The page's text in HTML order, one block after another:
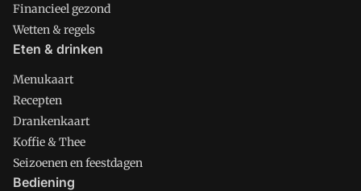
Financieel gezond
Wetten & regels
Eten & drinken
Menukaart
Recepten
Drankenkaart
Koffie & Thee
Seizoenen en feestdagen
Bediening